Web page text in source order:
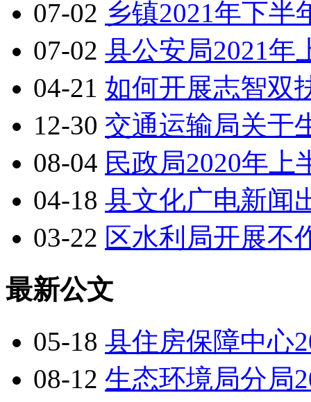
07-02 乡镇2021年下半
07-02 县公安局2021年
04-21 如何开展志智双
12-30 交通运输局关于
08-04 民政局2020年上
04-18 县文化广电新闻
03-22 区水利局开展不
最新公文
05-18 县住房保障中心
08-12 生态环境局分局